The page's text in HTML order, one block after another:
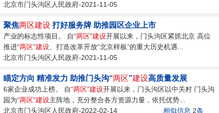
北京市门头沟区人民政府-2021-11-05
聚焦两区建设打好服务牌 助推园区企业上市
产业的标志性项目。 自“两区”建设开展以来，门头沟区紧抓北京 高位
推进“两区”建设、打造改革开放“北京样板”的重大历史机遇...
北京市门头沟区人民政府-2021-11-05
瞄定方向 精准发力 助推门头沟“两区”建设高质量发展
6家企业成功上榜。 自“两区”建设开展以来，门头沟区以中关村 门头沟
园为“两区”建设主阵地，充分整合各方资源力量，依托优势...
北京市门头沟区人民政府-2022-02-14
相似信息 2条